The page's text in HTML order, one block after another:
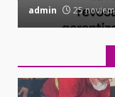
admin 25